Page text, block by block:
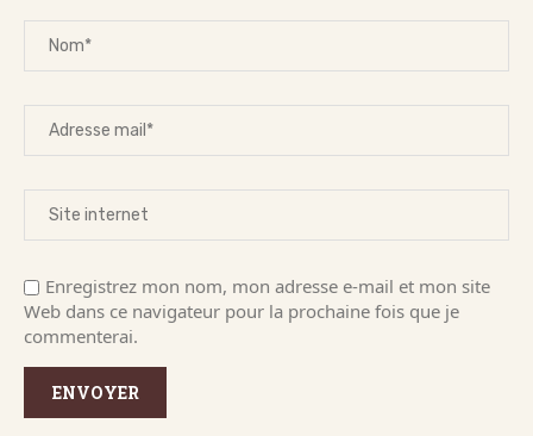
Enregistrez mon nom, mon adresse e-mail et mon site
Web dans ce navigateur pour la prochaine fois que je
commenterai.